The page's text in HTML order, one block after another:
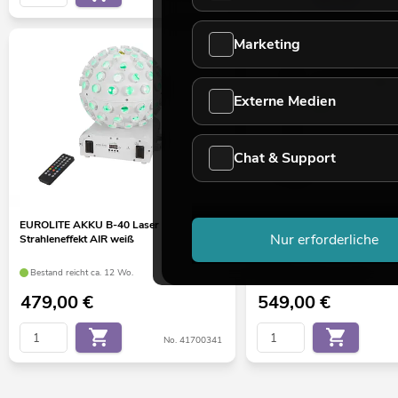
EUROLITE AKKU B-40 Laser
Strahleneffekt AIR weiß
Bestand reicht ca. 12 Wo.
479,00€
No. 41700341
Lichtset weiß + BPS-3
549,00€
Marketing
Externe Medien
Chat & Support
Nur erforderliche